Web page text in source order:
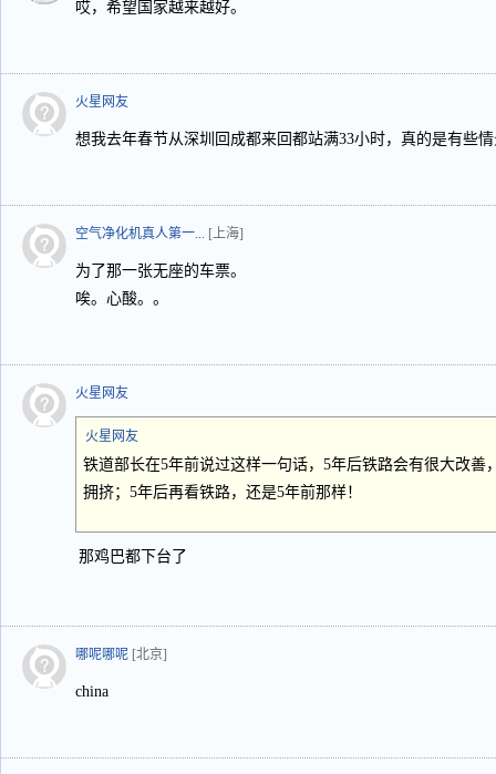
哎，希望国家越来越好。
火星网友
想我去年春节从深圳回成都来回都站满33小时，真的是有些
空气净化机真人第一... [上海]
为了那一张无座的车票。
唉。心酸。。
火星网友
火星网友
铁道部长在5年前说过这样一句话，5年后铁路会有很大改善
拥挤；5年后再看铁路，还是5年前那样！
那鸡巴都下台了
哪呢哪呢 [北京]
china